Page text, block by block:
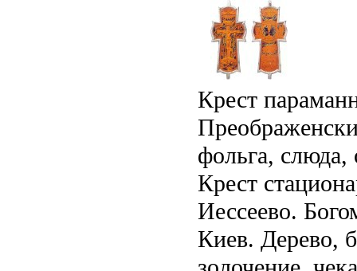
Крест
фольга, слюда,
Крест
Иессеево.
Киев. Дерево,